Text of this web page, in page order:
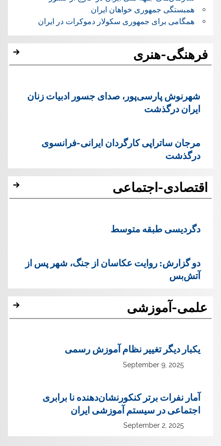
همبستگی جمهوری خواهان ایران
همگامی برای جمهوری سکولار دموکرات در ایران
فرهنگی-هنری
شهرنوش پارسی‌پور، صدای جسور ادبیات زنان
ایران درگذشت
مرجان ساتراپی کارگردان ایرانی-فرانسوی
درگذشت
اقتصادی-اجتماعی
دگردیسی طبقه متوسط
دو گزارش: روایت عکاسان از جنگ، شهر پس از
آتش‌بس
علمی-آموزشی
یک‏بار دیگر تغییر نظام آموزش رسمی
September 9, 2025
آمار نفرات برتر کنکورنشان‌دهنده نا برابری
اجتماعی در سیستم آموزشی ایران
September 2, 2025